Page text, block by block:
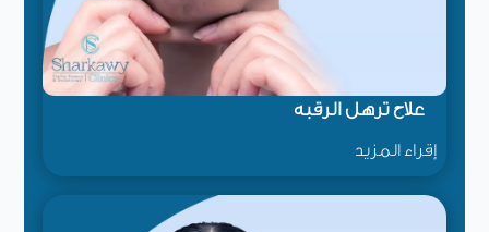
علاج ترهل الرقبة
إقراء المزيد